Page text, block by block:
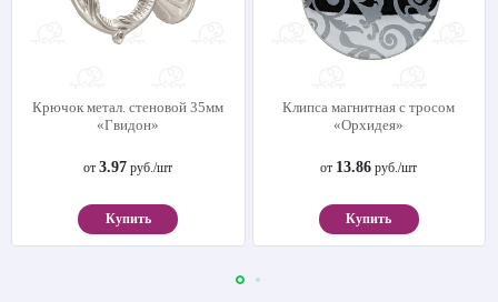
Крючок метал. стеновой 35мм
«Гвидон»
от3.97 руб./шт
Купить
Клипса магнитная с тросом
«Орхидея»
от 13.86 руб./шт
Купить